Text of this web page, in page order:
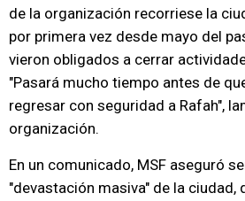
de la organización recorriese la
por primera vez desde mayo del
vieron obligados a cerrar
"Pasará mucho tiempo antes de
regresar con seguridad a Rafah",
organización.
En un comunicado, MSF aseguró
"devastación masiva" de la ciudad,